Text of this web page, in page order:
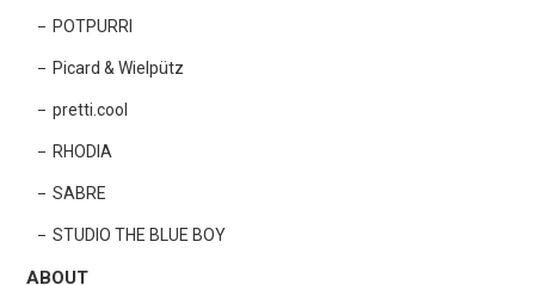
POTPURRI
Picard & Wielpütz
pretti.cool
RHODIA
SABRE
STUDIO THE BLUE BOY
ABOUT